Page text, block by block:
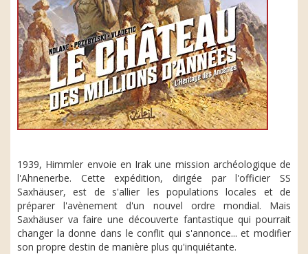
1939, Himmler envoie en Irak une mission archéologique de
l'Ahnenerbe. Cette expédition, dirigée par l'officier SS
Saxhäuser, est de s'allier les populations locales et de
préparer l'avènement d'un nouvel ordre mondial. Mais
Saxhäuser va faire une découverte fantastique qui pourrait
changer la donne dans le conflit qui s'annonce... et modifier
son propre destin de manière plus qu'inquiétante.